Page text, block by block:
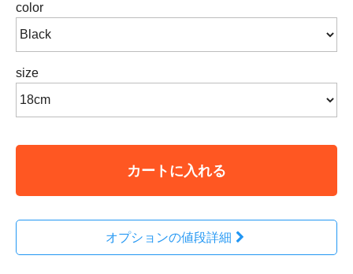
color
size
カートに入れる
オプションの値段詳細